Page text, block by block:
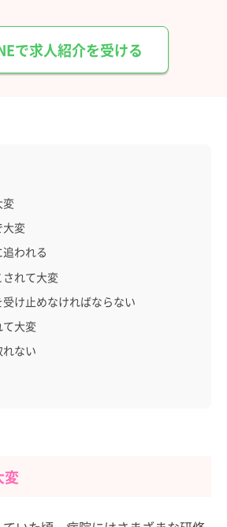
で求人紹介を受ける
変
われる
れて大変
け止めなければならない
大変
ない
変